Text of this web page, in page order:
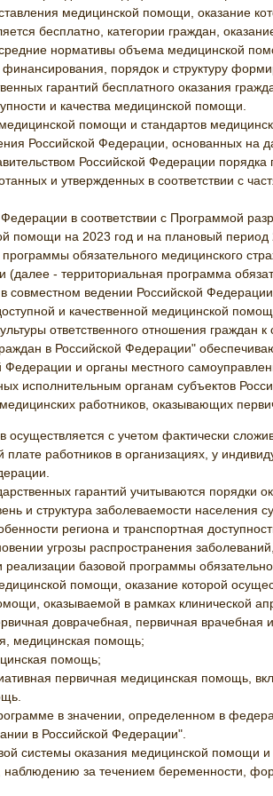
медицинской помощи, оказание
бесплатно, категории граждан,
средние нормативы объема медицинской
порядок и структуру
гарантий бесплатного оказания
и качества медицинской помощи.
помощи и стандартов
Российской Федерации, основанных на
Российской Федерации
и утвержденных в соответствии с
в соответствии с Программой
помощи на 2023 год и на плановый
обязательного медицинского
- территориальная программа
совместном ведении Российской
и качественной медицинской
ответственного отношения граждан
в Российской Федерации"
и органы местного
исполнительным органам субъектов
работников, оказывающих
осуществляется с учетом фактически
плате работников в организациях, у
гарантий учитываются порядки
и структура заболеваемости
региона и транспортная
угрозы распространения
базовой программы
помощи, оказание которой
оказываемой в рамках клинической
доврачебная, первичная
медицинская помощь;
помощь;
первичная медицинская помощь,
в значении, определенном в
в Российской Федерации".
системы оказания медицинской помощи
за течением беременности,